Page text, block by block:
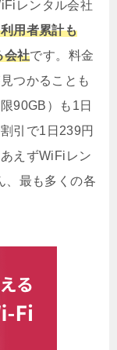
レンタル会社
用者累計も
会社です。料金
つかることも
90GB）も1日
引で1日239円
えずWiFiレン
、最も多くの各